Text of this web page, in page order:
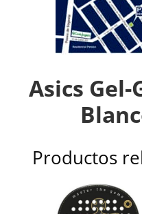
Asics Gel-
Productos